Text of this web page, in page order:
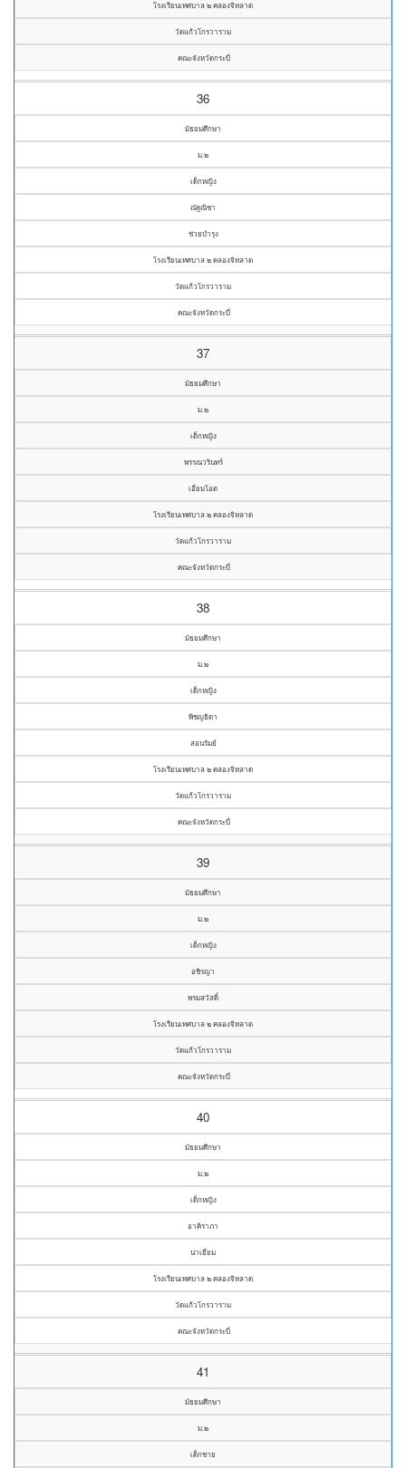
โรงเรียนเทศบาล ๒ คลองจิหลาด
วัดแก้วโกรวาราม
คณะจังหวัดกระบี่
36
มัธยมศึกษา
ม.๒
เด็กหญิง
ณัฐณิชา
ช่วยบำรุง
โรงเรียนเทศบาล ๒ คลองจิหลาด
วัดแก้วโกรวาราม
คณะจังหวัดกระบี่
37
มัธยมศึกษา
ม.๒
เด็กหญิง
พรรณวรินทร์
เอี่ยมโอด
โรงเรียนเทศบาล ๒ คลองจิหลาด
วัดแก้วโกรวาราม
คณะจังหวัดกระบี่
38
มัธยมศึกษา
ม.๒
เด็กหญิง
พิชญธิดา
สอนรัมย์
โรงเรียนเทศบาล ๒ คลองจิหลาด
วัดแก้วโกรวาราม
คณะจังหวัดกระบี่
39
มัธยมศึกษา
ม.๒
เด็กหญิง
อชิรญา
พรมสวัสดิ์
โรงเรียนเทศบาล ๒ คลองจิหลาด
วัดแก้วโกรวาราม
คณะจังหวัดกระบี่
40
มัธยมศึกษา
ม.๒
เด็กหญิง
อาคิราภา
น่าเยี่ยม
โรงเรียนเทศบาล ๒ คลองจิหลาด
วัดแก้วโกรวาราม
คณะจังหวัดกระบี่
41
มัธยมศึกษา
ม.๒
เด็กชาย